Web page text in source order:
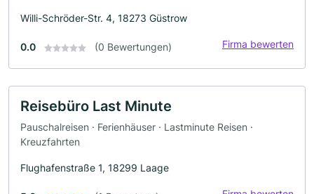
Willi-Schröder-Str. 4, 18273 Güstrow
0.0 (0 Bewertungen) Firma bewerten
Reisebüro Last Minute
Pauschalreisen · Ferienhäuser · Lastminute Reisen ·
Kreuzfahrten
Flughafenstraße 1, 18299 Laage